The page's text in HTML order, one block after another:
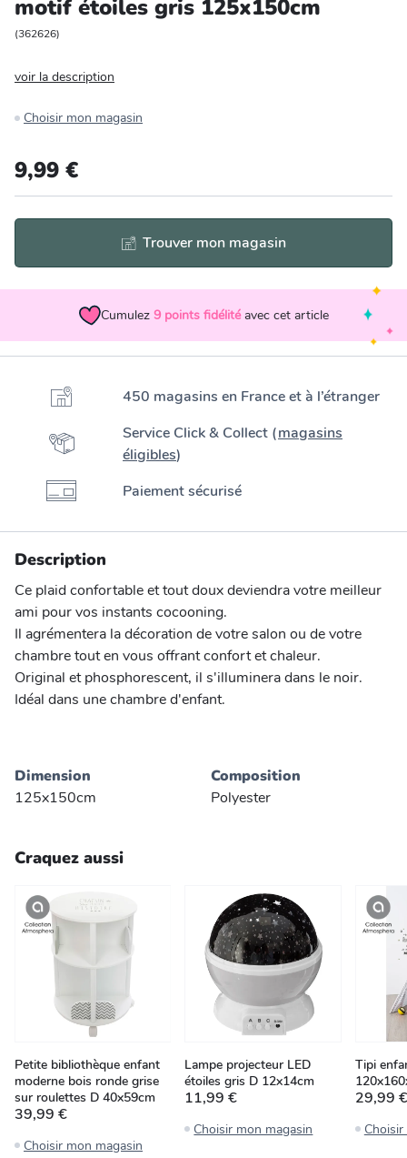
Animalerie
motif étoiles gris 125x150cm
(362626)
voir la description
Choisir mon magasin
9,99 €
Trouver mon magasin
Cumulez 9 points fidélité avec cet article
450 magasins en France et à l’étranger
Service Click & Collect (magasins
éligibles)
Paiement sécurisé
Description
Ce plaid confortable et tout doux deviendra votre meilleur
ami pour vos instants cocooning.
Il agrémentera la décoration de votre salon ou de votre
chambre tout en vous offrant confort et chaleur.
Original et phosphorescent, il s'illuminera dans le noir.
Idéal dans une chambre d'enfant.
Dimension
125x150cm
Composition
Polyester
Craquez aussi
Petite bibliothèque enfant
moderne bois ronde grise
sur roulettes D 40x59cm
39,99 €
Choisir mon magasin
Lampe projecteur LED
étoiles gris D 12x14cm
11,99 €
Choisir mon magasin
Tipi
29,99 €